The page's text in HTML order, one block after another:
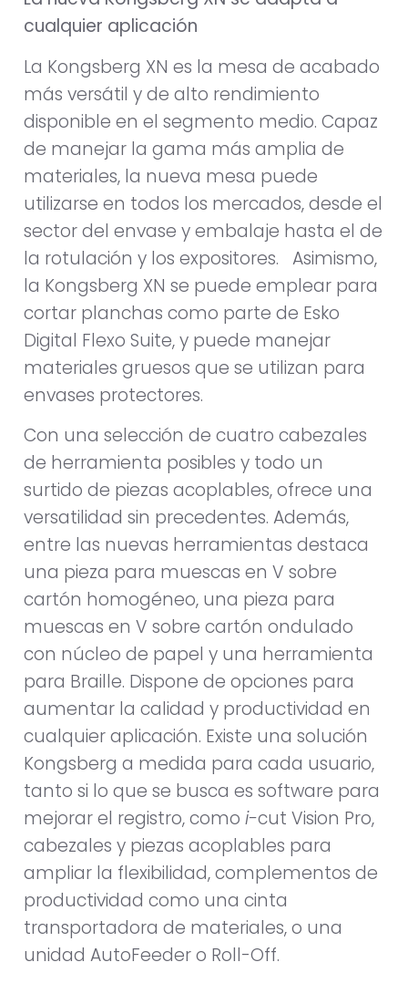
cualquier aplicación
La Kongsberg XN es la mesa de acabado
más versátil y de alto rendimiento
disponible en el segmento medio. Capaz
de manejar la gama más amplia de
materiales, la nueva mesa puede
utilizarse en todos los mercados, desde el
sector del envase y embalaje hasta el de
la rotulación y los expositores. Asimismo,
la Kongsberg XN se puede emplear para
cortar planchas como parte de Esko
Digital Flexo Suite, y puede manejar
materiales gruesos que se utilizan para
envases protectores.
Con una selección de cuatro cabezales
de herramienta posibles y todo un
surtido de piezas acoplables, ofrece una
versatilidad sin precedentes. Además,
entre las nuevas herramientas destaca
una pieza para muescas en V sobre
cartón homogéneo, una pieza para
muescas en V sobre cartón ondulado
con núcleo de papel y una herramienta
para Braille. Dispone de opciones para
aumentar la calidad y productividad en
cualquier aplicación. Existe una solución
Kongsberg a medida para cada usuario,
tanto si lo que se busca es software para
mejorar el registro, como i-cut Vision Pro,
cabezales y piezas acoplables para
ampliar la flexibilidad, complementos de
productividad como una cinta
transportadora de materiales, o una
unidad AutoFeeder o Roll-Off.